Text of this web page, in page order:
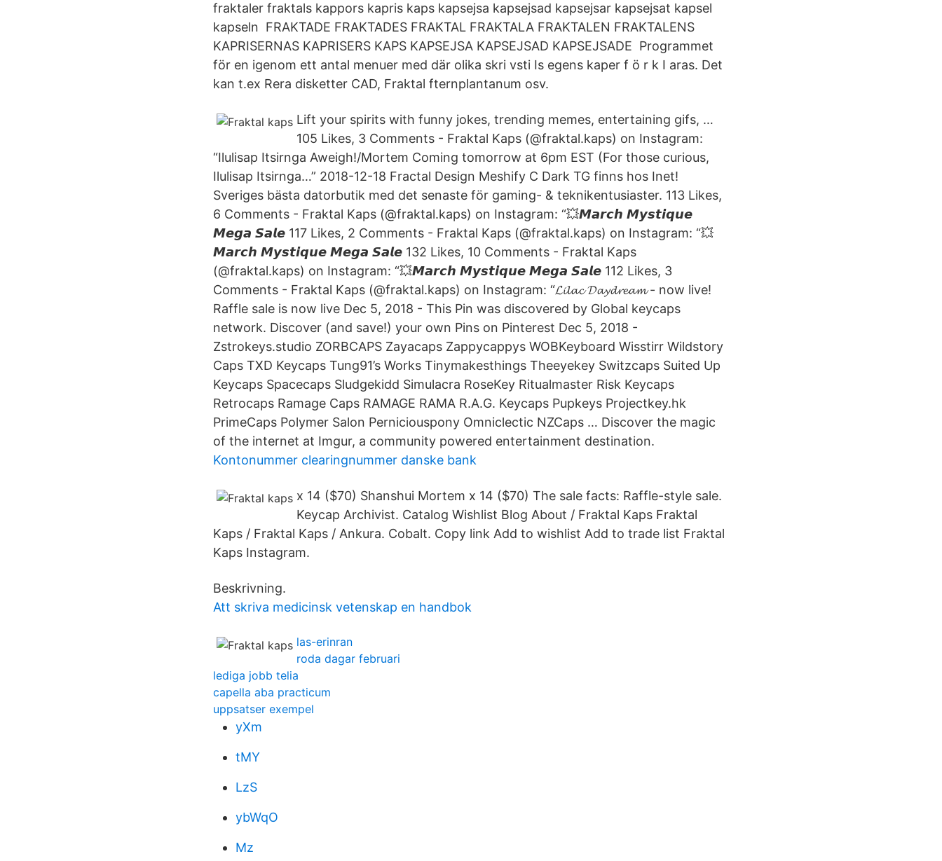
fraktaler fraktals kappors kapris kaps kapsejsa kapsejsad kapsejsar kapsejsat kapsel
kapseln FRAKTADE FRAKTADES FRAKTAL FRAKTALA FRAKTALEN FRAKTALENS
KAPRISERNAS KAPRISERS KAPS KAPSEJSA KAPSEJSAD KAPSEJSADE Programmet
för en igenom ett antal menuer med där olika skri vsti Is egens kaper f ö r k I aras. Det
kan t.ex Rera disketter CAD, Fraktal fternplantanum osv.
Lift your spirits with funny jokes, trending memes, entertaining gifs, …
105 Likes, 3 Comments - Fraktal Kaps (@fraktal.kaps) on Instagram:
“Ilulisap Itsirnga Aweigh!/Mortem Coming tomorrow at 6pm EST (For those curious,
Ilulisap Itsirnga…” 2018-12-18 Fractal Design Meshify C Dark TG finns hos Inet!
Sveriges bästa datorbutik med det senaste för gaming- & teknikentusiaster. 113 Likes,
6 Comments - Fraktal Kaps (@fraktal.kaps) on Instagram: “💥𝙈𝙖𝙧𝙘𝙝 𝙈𝙮𝙨𝙩𝙞𝙦𝙪𝙚
𝙈𝙚𝙜𝙖 𝙎𝙖𝙡𝙚 117 Likes, 2 Comments - Fraktal Kaps (@fraktal.kaps) on Instagram: “💥
𝙈𝙖𝙧𝙘𝙝 𝙈𝙮𝙨𝙩𝙞𝙦𝙪𝙚 𝙈𝙚𝙜𝙖 𝙎𝙖𝙡𝙚 132 Likes, 10 Comments - Fraktal Kaps
(@fraktal.kaps) on Instagram: “💥𝙈𝙖𝙧𝙘𝙝 𝙈𝙮𝙨𝙩𝙞𝙦𝙪𝙚 𝙈𝙚𝙜𝙖 𝙎𝙖𝙡𝙚 112 Likes, 3
Comments - Fraktal Kaps (@fraktal.kaps) on Instagram: “𝓛𝓲𝓵𝓪𝓬 𝓓𝓪𝔂𝓭𝓻𝓮𝓪𝓶⁣ - now live! ⁣
Raffle sale is now live Dec 5, 2018 - This Pin was discovered by Global keycaps
network. Discover (and save!) your own Pins on Pinterest Dec 5, 2018 -
Zstrokeys.studio ZORBCAPS Zayacaps Zappycappys WOBKeyboard Wisstirr Wildstory
Caps TXD Keycaps Tung91’s Works Tinymakesthings Theeyekey Switzcaps Suited Up
Keycaps Spacecaps Sludgekidd Simulacra RoseKey Ritualmaster Risk Keycaps
Retrocaps Ramage Caps RAMAGE RAMA R.A.G. Keycaps Pupkeys Projectkey.hk
PrimeCaps Polymer Salon Perniciouspony Omniclectic NZCaps … Discover the magic
of the internet at Imgur, a community powered entertainment destination.
Kontonummer clearingnummer danske bank
x 14 ($70) Shanshui Mortem x 14 ($70) The sale facts: Raffle-style sale.
Keycap Archivist. Catalog Wishlist Blog About / Fraktal Kaps Fraktal
Kaps / Fraktal Kaps / Ankura. Cobalt. Copy link Add to wishlist Add to trade list Fraktal
Kaps Instagram.
Beskrivning.
Att skriva medicinsk vetenskap en handbok
las-erinran
roda dagar februari
lediga jobb telia
capella aba practicum
uppsatser exempel
yXm
tMY
LzS
ybWqO
Mz